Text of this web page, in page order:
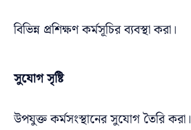
বিভিন্ন প্রশিক্ষণ কর্মসূচির ব্যবস্থা করা।
সুযোগ সৃষ্টি
উপযুক্ত কর্মসংস্থানের সুযোগ তৈরি করা।